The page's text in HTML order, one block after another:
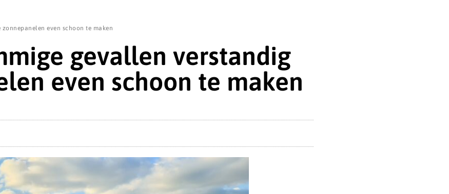
even schoon te maken
gevallen verstandig
even schoon te maken